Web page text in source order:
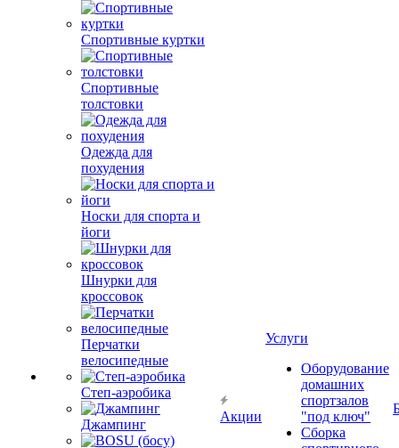
Спортивные куртки
Спортивные
толстовки
Одежда для
похудения
Носки для спорта и
йоги
Шнурки для
кроссовок
Перчатки
велосипедные
Степ-аэробика
Джампинг
Акции
Услуги
Оборудование
домашних
спортзалов
"под ключ"
Сборка